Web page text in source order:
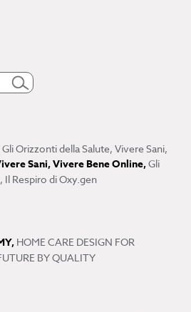
Gli Orizzonti della Salute, Vivere Sani,
Sani, Vivere Bene Online,Gli
, Il Respiro di Oxy.gen
, HOME CARE DESIGN FOR
BY QUALITY